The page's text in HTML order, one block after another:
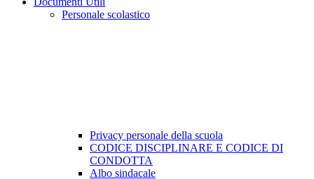
Personale scolastico
Privacy personale della scuola
CODICE DISCIPLINARE E CODICE DI
CONDOTTA
Albo sindacale